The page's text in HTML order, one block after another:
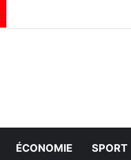
ÉCONOMIE SPORT